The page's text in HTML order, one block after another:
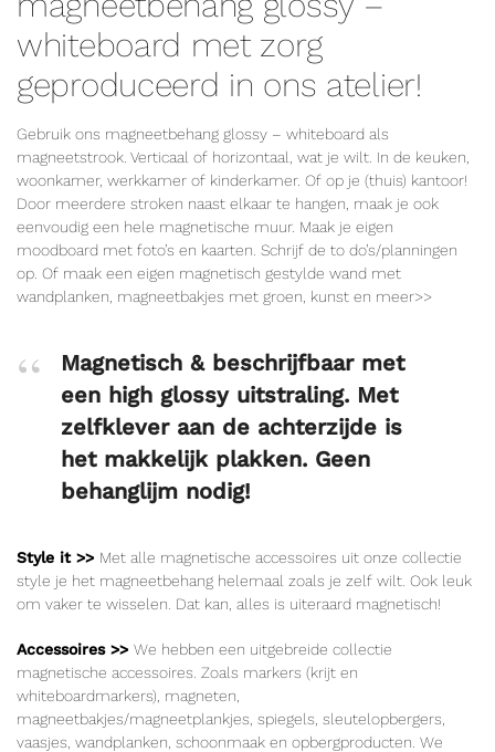
whiteboard met zorg
geproduceerd in ons atelier!
Gebruik ons magneetbehang glossy – whiteboard als
magneetstrook. Verticaal of horizontaal, wat je wilt. In de keuken,
woonkamer, werkkamer of kinderkamer. Of op je (thuis) kantoor!
Door meerdere stroken naast elkaar te hangen, maak je ook
eenvoudig een hele magnetische muur. Maak je eigen
moodboard met foto’s en kaarten. Schrijf de to do’s/planningen
op. Of maak een eigen magnetisch gestylde wand met
wandplanken, magneetbakjes met groen, kunst en meer>>
Magnetisch & beschrijfbaar met
een high glossy uitstraling. Met
zelfklever aan de achterzijde is
het makkelijk plakken. Geen
behanglijm nodig!
Style it >> Met alle magnetische accessoires uit onze collectie
style je het magneetbehang helemaal zoals je zelf wilt. Ook leuk
om vaker te wisselen. Dat kan, alles is uiteraard magnetisch!
Accessoires >> We hebben een uitgebreide collectie
magnetische accessoires. Zoals markers (krijt en
whiteboardmarkers), magneten,
magneetbakjes/magneetplankjes, spiegels, sleutelopbergers,
vaasjes, wandplanken, schoonmaak en opbergproducten. We